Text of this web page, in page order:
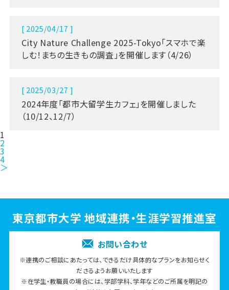
[ 2025/04/17 ]
City Nature Challenge 2025-Tokyo「スマホで楽
しむ！まちの生きもの調査」を開催します（4/26）
[ 2025/03/27 ]
2024年度「都市大留学生カフェ」を開催しました
（10/12、12/7）
1
2
3
4
＞
東京都市大学 地域連携・生涯学習推進室
お問い合わせ
※連携のご相談にあたっては、できるだけ具体的なプランをお知らせく
ださるようお願いいたします
※在学生・教職員の場合には、学部学科、学年などのご所属を明記の